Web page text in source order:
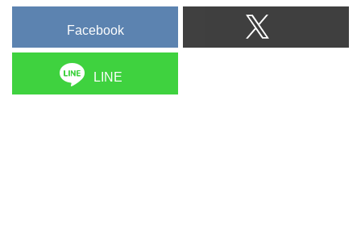
Facebook
LINE